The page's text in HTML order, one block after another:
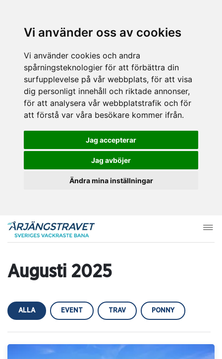
Vi använder oss av cookies
Vi använder cookies och andra
spårningsteknologier för att förbättra din
surfupplevelse på vår webbplats, för att visa
dig personligt innehåll och riktade annonser,
för att analysera vår webbplatstrafik och för
att förstå var våra besökare kommer ifrån.
Jag accepterar
Jag avböjer
Ändra mina inställningar
Augusti 2025
ALLA EVENT TRAV PONNY